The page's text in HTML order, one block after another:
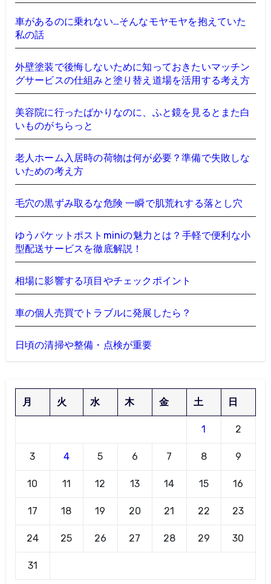
車があるのに乗れない…そんなモヤモヤを抱えていた
私の話
外壁塗装で後悔しないために知っておきたいマッチン
グサービスの仕組みと塗り替え道場を活用する考え方
美容院に行ったばかりなのに、ふと鏡を見るとまた白
いものがちらっと
老人ホーム入居時の荷物は何が必要？準備で失敗しな
いための考え方
毛穴の黒ずみ取るな危険 一瞬で肌荒れする落とし穴
ゆうパケットポストminiの魅力とは？手軽で便利な小
型配送サービスを徹底解説！
相場に影響する項目やチェックポイント
車の個人売買でトラブルに発展したら？
日頃の清掃や整備・点検が重要
月 火 水 木 金 土 日
1 2
3 4 5 6 7 8 9
10 11 12 13 14 15 16
17 18 19 20 21 22 23
24 25 26 27 28 29 30
31